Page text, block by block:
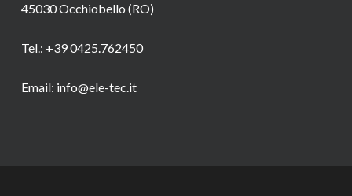
45030 Occhiobello (RO)
Tel.: +39 0425.762450
Email: info@ele-tec.it